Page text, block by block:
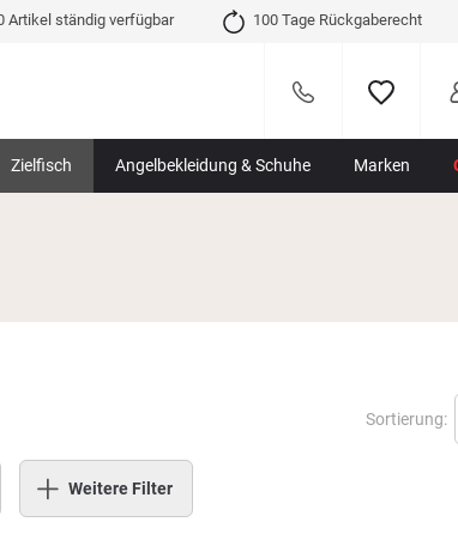
Artikel ständig verfügbar 100 Tage Rückgaberecht
Zielfisch Angelbekleidung & Schuhe Marken
Sortierung:
Weitere Filter